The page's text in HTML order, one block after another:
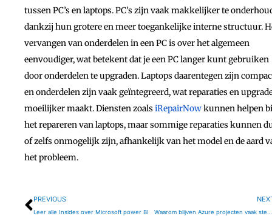
tussen PC’s en laptops. PC’s zijn vaak makkelijker te
dankzij hun grotere en meer toegankelijke interne structuur.
vervangen van onderdelen in een PC is over het algemeen
eenvoudiger, wat betekent dat je een PC langer kunt gebruiken
door onderdelen te upgraden. Laptops daarentegen zijn
en onderdelen zijn vaak geïntegreerd, wat reparaties en
moeilijker maakt. Diensten zoals iRepairNowkunnen helpen
het repareren van laptops, maar sommige reparaties kunnen
of zelfs onmogelijk zijn, afhankelijk van het model en de aard
het probleem.
Vorige
PREVIOUS
Leer alle Insides over Microsoft power BI